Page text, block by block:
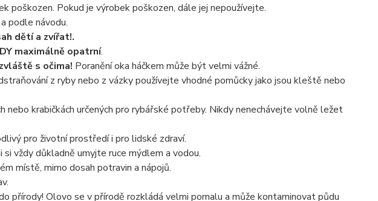
poškozen. Pokud je výrobek poškozen, dále jej nepoužívejte.
podle návodu.
dětí a zvířat!.
maximálně opatrní.
s očima! Poranění oka háčkem může být velmi vážné.
z ryby nebo z vázky používejte vhodné pomůcky jako jsou kleště nebo
nebo krabičkách určených pro rybářské potřeby. Nikdy nenechávejte volně ležet
pro životní prostředí i pro lidské zdraví.
vždy důkladně umyjte ruce mýdlem a vodou.
místě, mimo dosah potravin a nápojů.
přírody! Olovo se v přírodě rozkládá velmi pomalu a může kontaminovat půdu